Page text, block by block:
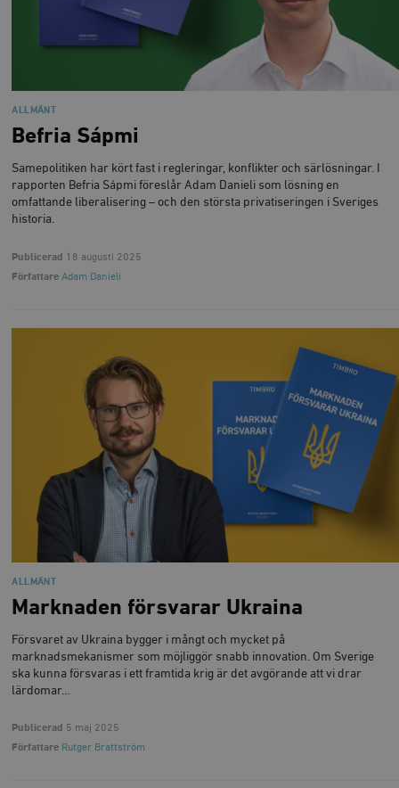
ALLMÄNT
Befria Sápmi
Samepolitiken har kört fast i regleringar, konflikter och särlösningar. I
rapporten Befria Sápmi föreslår Adam Danieli som lösning en
omfattande liberalisering – och den största privatiseringen i Sveriges
historia.
Publicerad 18 augusti 2025
Författare Adam Danieli
ALLMÄNT
Marknaden försvarar Ukraina
Försvaret av Ukraina bygger i mångt och mycket på
marknadsmekanismer som möjliggör snabb innovation. Om Sverige
ska kunna försvaras i ett framtida krig är det avgörande att vi drar
lärdomar…
Publicerad 5 maj 2025
Författare Rutger Brattström